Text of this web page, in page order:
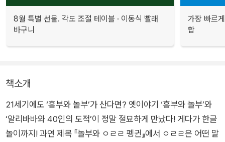
8월 특별 선물. 각도 조절 테이블 · 이동식 빨래
바구니
가장 빠르
합
책소개
21세기에도 ‘흥부와 놀부’가 산다면? 옛이야기 ‘흥부와 놀부’와
‘알리바바와 40인의 도적’이 정말 절묘하게 만났다! 게다가 한글
놀이까지! 과연 제목 『놀부와 ㅇㄹㄹ 펭귄』에서 ㅇㄹㄹ은 어떤 말